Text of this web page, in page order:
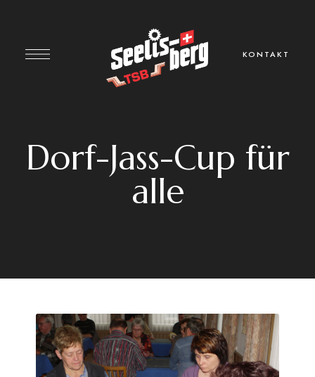
KONTAKT
Dorf-Jass-Cup für
alle